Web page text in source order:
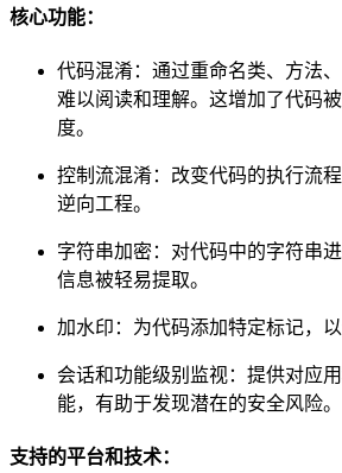
核心功能：
代码混淆：通过重命名类、方法
难以阅读和理解。这增加了代码
度。
控制流混淆：改变代码的执行流
逆向工程。
字符串加密：对代码中的字符串
信息被轻易提取。
加水印：为代码添加特定标记，以
会话和功能级别监视：提供对应
能，有助于发现潜在的安全风险。
支持的平台和技术：